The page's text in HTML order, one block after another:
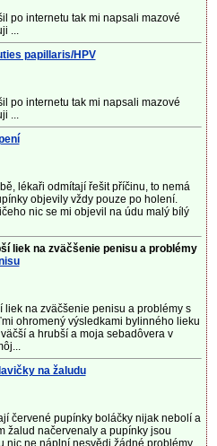
po internetu tak mi napsali mazové
...
papillaris/HPV
po internetu tak mi napsali mazové
...
lékaři odmítají řešit příčinu, to nemá
objevily vždy pouze po holení.
nic se mi objevil na údu malý bílý
liek na zväčšenie penisu a problémy
liek na zväčšenie penisu a problémy s
ohromený výsledkami bylinného lieku
a hrubší a moja sebadôvera v
na žaludu
červené pupínky boláčky nijak nebolí a
žalud načervenaly a pupínky jsou
nic ne náplní nesvědi žádné problémy